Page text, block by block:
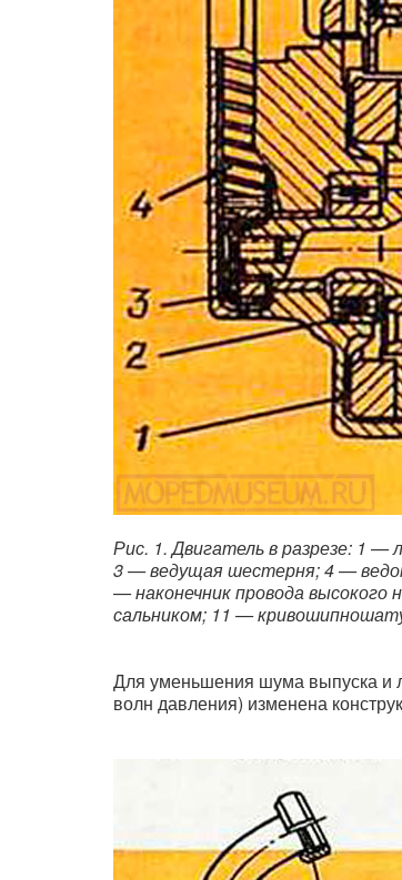
Рис. 1. Двигатель в разрезе: 1
3 — ведущая шестерня; 4 —
— наконечник провода
сальником; 11 —
Для уменьшения шума выпуска и
волн давления) изменена